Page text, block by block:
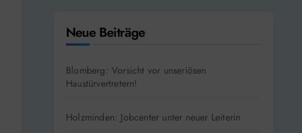
Neue Beiträge
Blomberg: Vorsicht vor unseriösen